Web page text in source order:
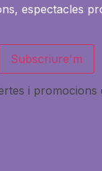
espectacles
Subscriure'm
i promocions